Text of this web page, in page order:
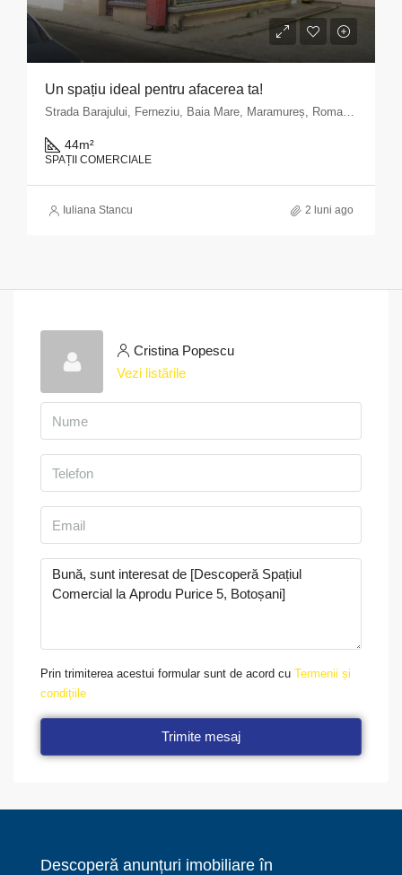
Un spațiu ideal pentru afacerea ta!
Strada Barajului, Ferneziu, Baia Mare, Maramureș, Romania
44m²
SPAȚII COMERCIALE
Iuliana Stancu 2 luni ago
Cristina Popescu
Vezi listările
Prin trimiterea acestui formular sunt de acord cu Termenii și
condițiile
Trimite mesaj
Descoperă anunțuri imobiliare în